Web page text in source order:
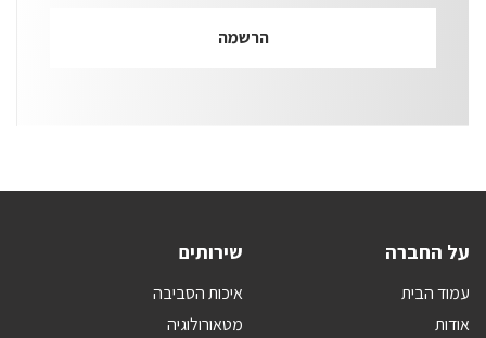
על החברה
עמוד הבית
אודות
שירותים
איכות הסביבה
מטאורולוגיה